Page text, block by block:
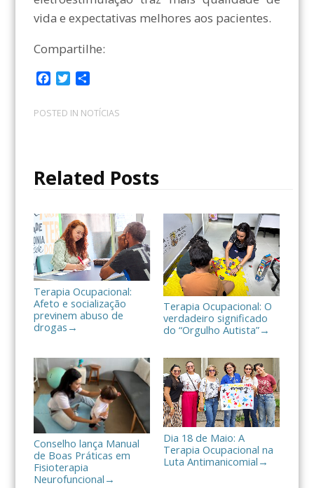
vida e expectativas melhores aos pacientes.
Compartilhe:
c
e
k
i
t
m
p
i
a
r
POSTED IN NOTÍCIAS
Related Posts
Terapia Ocupacional:
Afeto e socialização
previnem abuso de
drogas →
Terapia Ocupacional: O
verdadeiro significado
do “Orgulho Autista”→
Conselho lança Manual
de Boas Práticas em
Fisioterapia
Neurofuncional →
Dia 18 de Maio: A
Terapia Ocupacional na
Luta Antimanicomial →